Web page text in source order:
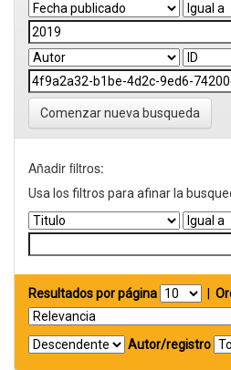
Comenzar nueva busqueda
Añadir filtros:
Usa los filtros para afinar la
Resultados por página
Autor/registro